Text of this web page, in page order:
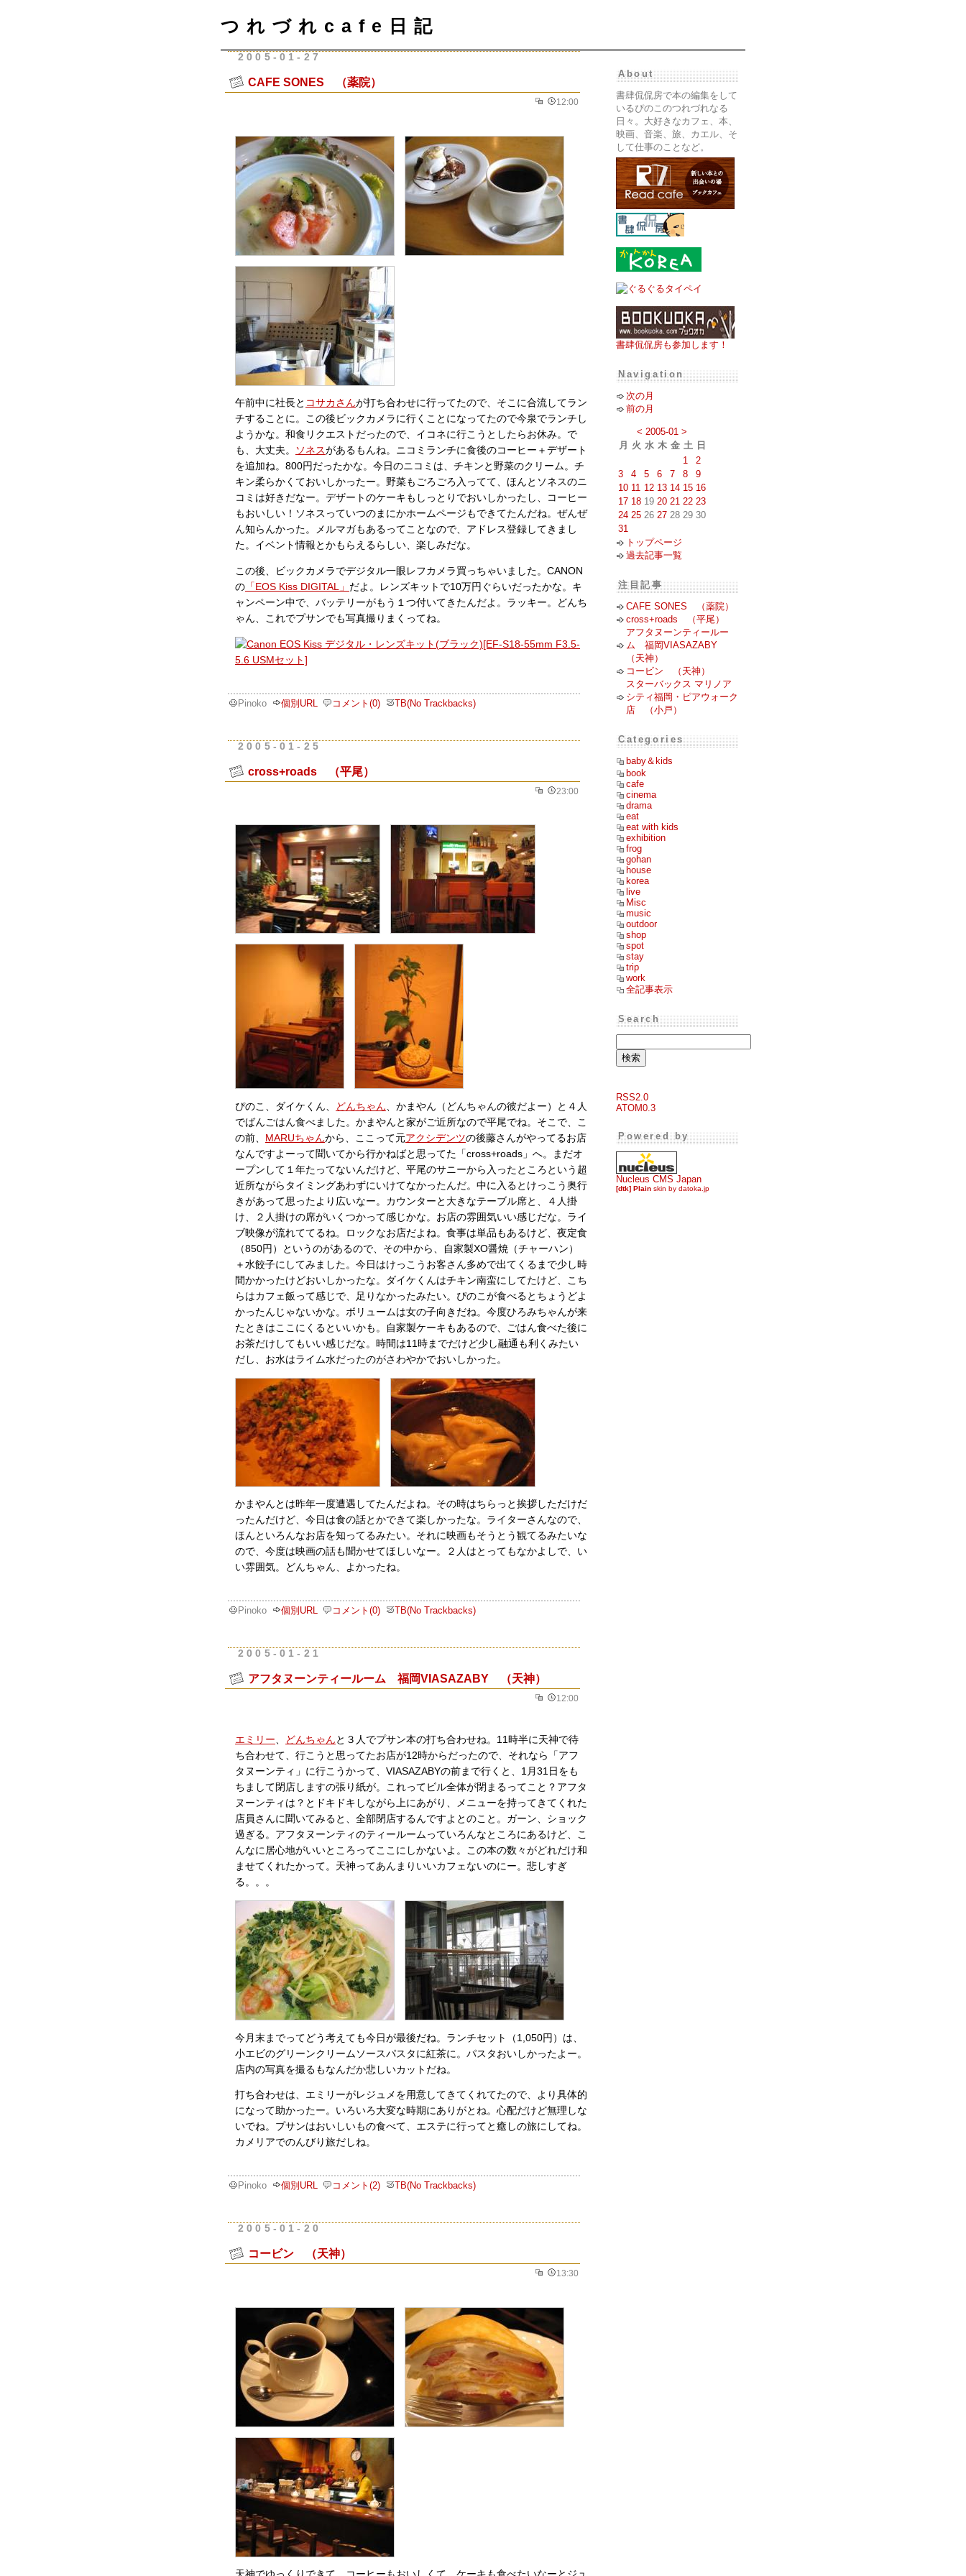
つれづれcafe日記
2005-01-27
CAFE SONES （薬院）
12:00
午前中に社長と コサカさんが打ち合わせに行ってたので、そこに合流してラン
チすることに。この後ビックカメラに行くことになってたので今泉でランチし
ようかな。和食リクエストだったので、イコネに行こうとしたらお休み。で
も、大丈夫。
ソネスがあるもんね。ニコミランチに食後のコーヒー＋デザート
を追加ね。800円だったかな。今日のニコミは、チキンと野菜のクリーム。チ
キン柔らかくておいしかったー。野菜もごろごろ入ってて、ほんとソネスのニ
コミは好きだなー。デザートのケーキもしっとりでおいしかったし、コーヒー
もおいしい！ソネスっていつのまにかホームページもできてたんだね。ぜんぜ
ん知らんかった。メルマガもあるってことなので、アドレス登録してきまし
た。イベント情報とかもらえるらしい、楽しみだな。
この後、ビックカメラでデジタル一眼レフカメラ買っちゃいました。CANON
の 「EOS Kiss DIGITAL」 だよ。レンズキットで10万円ぐらいだったかな。キ
ャンペーン中で、バッテリーがもう１つ付いてきたんだよ。ラッキー。どんち
ゃん、これでプサンでも写真撮りまくってね。
Pinoko 個別URL コメント(0) TB(No Trackbacks)
2005-01-25
cross+roads （平尾）
23:00
ぴのこ、ダイケくん、 どんちゃん 、かまやん（どんちゃんの彼だよー）と４人
でばんごはん食べました。かまやんと家がご近所なので平尾でね。そこで、こ
の前、
MARUちゃんから、ここって元アクシデンツの後藤さんがやってるお店
なんですよーって聞いてから行かねばと思ってた「cross+roads」へ。まだオ
ープンして１年たってないんだけど、平尾のサニーから入ったところという超
近所ながらタイミングあわずにいけてなかったんだ。中に入るとけっこう奥行
きがあって思ったより広いなー。カウンターと大きなテーブル席と、４人掛
け、２人掛けの席がいくつかって感じかな。お店の雰囲気いい感じだな。ライ
ブ映像が流れててるね。ロックなお店だよね。食事は単品もあるけど、夜定食
（850円）というのがあるので、その中から、自家製XO醤焼（チャーハン）
＋水餃子にしてみました。今日はけっこうお客さん多めで出てくるまで少し時
間かかったけどおいしかったな。ダイケくんはチキン南蛮にしてたけど、こち
らはカフェ飯って感じで、足りなかったみたい。ぴのこが食べるとちょうどよ
かったんじゃないかな。ボリュームは女の子向きだね。今度ひろみちゃんが来
たときはここにくるといいかも。自家製ケーキもあるので、ごはん食べた後に
お茶だけしてもいい感じだな。時間は11時までだけど少し融通も利くみたい
だし、お水はライム水だったのがさわやかでおいしかった。
かまやんとは昨年一度遭遇してたんだよね。その時はちらっと挨拶しただけだ
ったんだけど、今日は食の話とかできて楽しかったな。ライターさんなので、
ほんといろんなお店を知ってるみたい。それに映画もそうとう観てるみたいな
ので、今度は映画の話も聞かせてほしいなー。２人はとってもなかよしで、い
い雰囲気。どんちゃん、よかったね。
Pinoko 個別URL コメント(0) TB(No Trackbacks)
2005-01-21
アフタヌーンティールーム 福岡VIASAZABY （天神）
12:00
エミリー、 どんちゃん と３人でプサン本の打ち合わせね。11時半に天神で待
ち合わせて、行こうと思ってたお店が12時からだったので、それなら「アフ
タヌーンティ」に行こうかって、VIASAZABYの前まで行くと、1月31日をも
ちまして閉店しますの張り紙が。これってビル全体が閉まるってこと？アフタ
ヌーンティは？とドキドキしながら上にあがり、メニューを持ってきてくれた
店員さんに聞いてみると、全部閉店するんですよとのこと。ガーン、ショック
過ぎる。アフタヌーンティのティールームっていろんなところにあるけど、こ
んなに居心地がいいところってここにしかないよ。この本の数々がどれだけ和
ませてくれたかって。天神ってあんまりいいカフェないのにー。悲しすぎ
る。。。
今月末までってどう考えても今日が最後だね。ランチセット（1,050円）は、
小エビのグリーンクリームソースパスタに紅茶に。パスタおいしかったよー。
店内の写真を撮るもなんだか悲しいカットだね。
打ち合わせは、エミリーがレジュメを用意してきてくれてたので、より具体的
になって助かったー。いろいろ大変な時期にありがとね。心配だけど無理しな
いでね。プサンはおいしいもの食べて、エステに行ってと癒しの旅にしてね。
カメリアでのんびり旅だしね。
Pinoko 個別URL コメント(2) TB(No Trackbacks)
2005-01-20
コービン （天神）
13:30
About
書肆侃侃房で本の編集をして
いるぴのこのつれづれなる
日々。大好きなカフェ、本、
映画、音楽、旅、カエル、そ
して仕事のことなど。
書肆侃侃房も参加します！
Navigation
次の月
前の月
< 2005-01 >
月
火 水 木 金 土 日
1
2
3
4 5 6 7 8
9
10 11 12 13 14 15 16
17 18 19 20 21 22 23
24 25 26 27 28 29 30
31
トップページ
過去記事一覧
注目記事
CAFE SONES （薬院）
cross+roads （平尾）
アフタヌーンティールー
ム 福岡VIASAZABY
（天神）
コービン （天神）
スターバックス マリノア
シティ福岡・ピアウォーク
店 （小戸）
Categories
baby＆kids
book
cafe
cinema
drama
eat
eat with kids
exhibition
frog
gohan
house
korea
live
Misc
music
outdoor
shop
spot
stay
trip
work
全記事表示
Search
RSS2.0
ATOM0.3
Powered by
Nucleus CMS Japan
[dtk] Plain skin by datoka.jp